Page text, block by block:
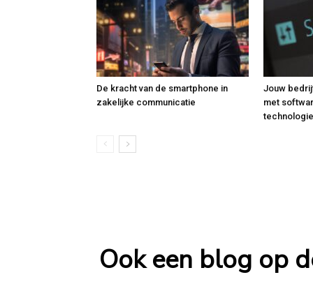
De kracht van de smartphone in
zakelijke communicatie
Jouw
met
technologie
Ook een blog op